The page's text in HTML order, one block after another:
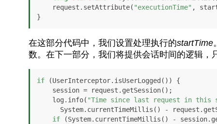
    request.setAttribute(
"executionTime" ,
在这部分代码中，我们设置处理执行的startTime
数。在下一部分，我们将提供会话时间的逻辑
if (UserInterceptor.isUserLogged()) {
    log.info(
"Time since last request in this
if (System.currentTimeMillis() -